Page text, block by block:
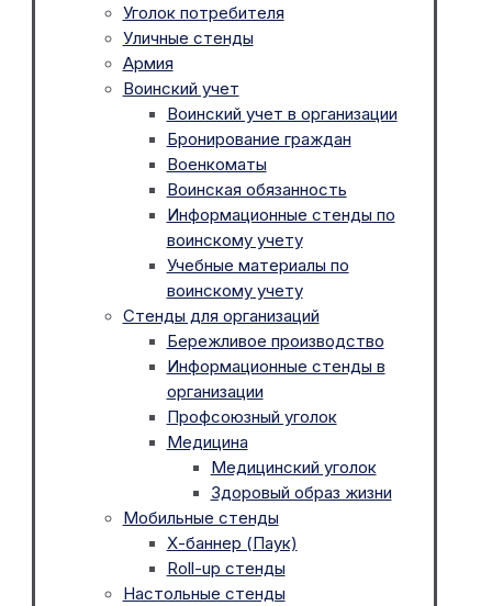
Уголок потребителя
Уличные стенды
Армия
Воинский учет
Воинский учет в организации
Бронирование граждан
Военкоматы
Воинская обязанность
Информационные стенды по
воинскому учету
Учебные материалы по
воинскому учету
Стенды для организаций
Бережливое производство
Информационные стенды в
организации
Профсоюзный уголок
Медицина
Медицинский уголок
Здоровый образ жизни
Мобильные стенды
Х-баннер (Паук)
Roll-up стенды
Настольные стенды